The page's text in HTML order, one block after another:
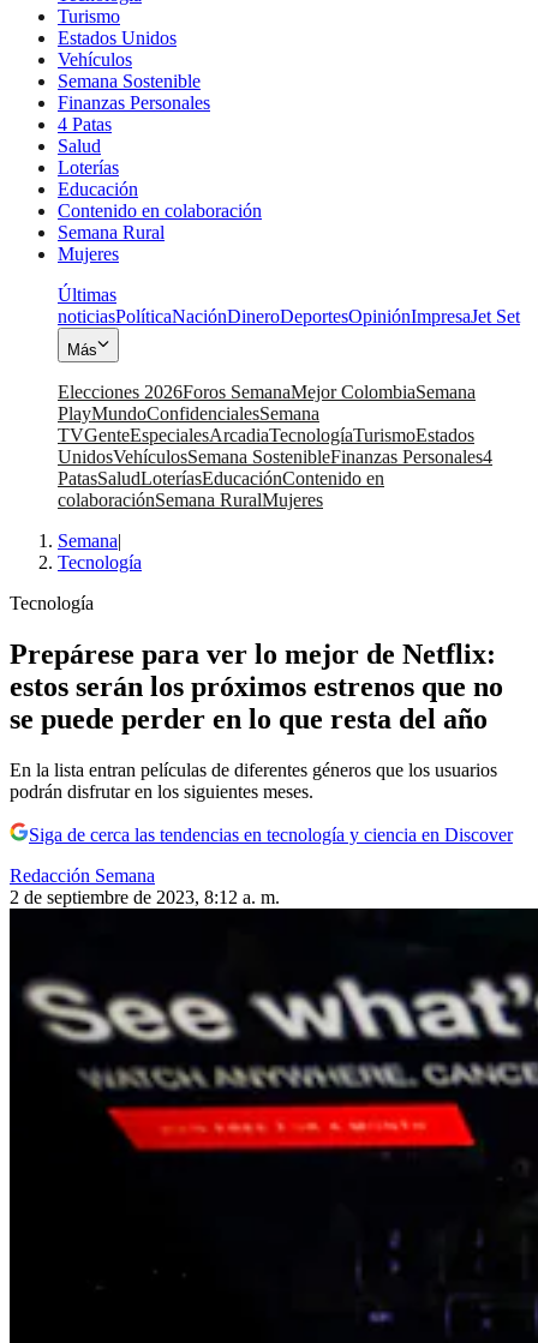
Turismo
Estados Unidos
Vehículos
Semana Sostenible
Finanzas Personales
4 Patas
Salud
Loterías
Educación
Contenido en colaboración
Semana Rural
Mujeres
Últimas
noticiasPolíticaNaciónDineroDeportesOpiniónImpresaJet Set
Más
Elecciones 2026Foros SemanaMejor ColombiaSemana
PlayMundoConfidencialesSemana
TVGenteEspecialesArcadiaTecnologíaTurismoEstados
UnidosVehículosSemana SostenibleFinanzas Personales4
PatasSaludLoteríasEducaciónContenido en
colaboraciónSemana RuralMujeres
Semana|
Tecnología
Tecnología
Prepárese para ver lo mejor de Netflix:
estos serán los próximos estrenos que no
se puede perder en lo que resta del año
En la lista entran películas de diferentes géneros que los usuarios
podrán disfrutar en los siguientes meses.
Siga de cerca las tendencias en tecnología y ciencia en Discover
Redacción Semana
2 de septiembre de 2023, 8:12 a. m.